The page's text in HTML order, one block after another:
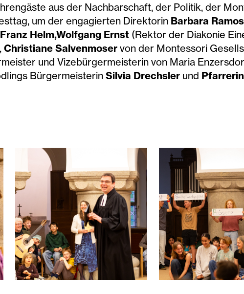
aus der Nachbarschaft, der Politik, der
um der engagierten Direktorin Barbara
Helm,Wolfgang Ernst (Rektor der Diakonie
Christiane Salvenmoser von der Montessori
und Vizebürgermeisterin von Maria
Bürgermeisterin Silvia Drechsler und